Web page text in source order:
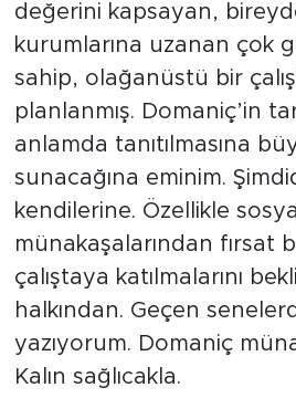
değerini kapsayan,
kurumlarına uzanan çok
sahip, olağanüstü bir
planlanmış. Domaniç’in
anlamda tanıtılmasına
sunacağına eminim.
kendilerine. Özellikle
münakaşalarından fırsat
çalıştaya katılmalarını
halkından. Geçen
yazıyorum. Domaniç
Kalın sağlıcakla.